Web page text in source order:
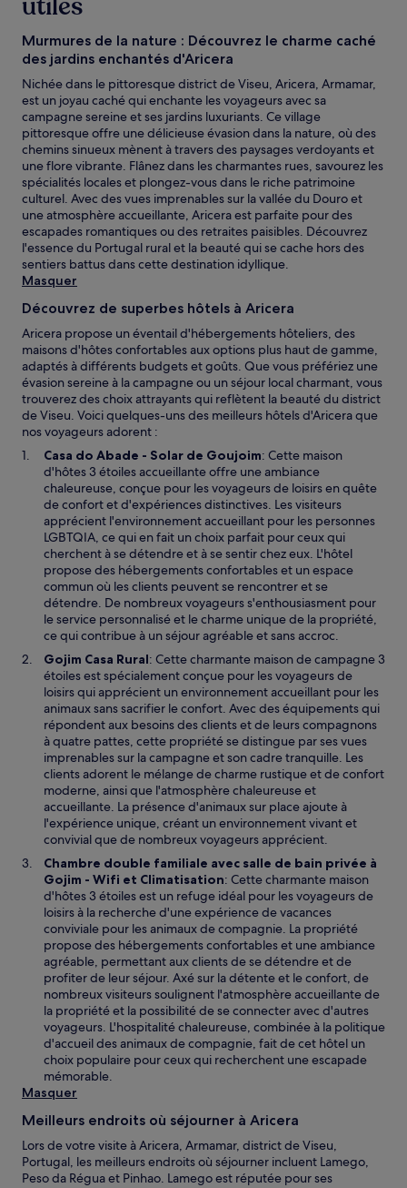
Murmures de la nature : Découvrez le charme caché
des jardins enchantés d'Aricera
Nichée dans le pittoresque district de Viseu, Aricera, Armamar,
est un joyau caché qui enchante les voyageurs avec sa
campagne sereine et ses jardins luxuriants. Ce village
pittoresque offre une délicieuse évasion dans la nature, où des
chemins sinueux mènent à travers des paysages verdoyants et
une flore vibrante. Flânez dans les charmantes rues, savourez les
spécialités locales et plongez-vous dans le riche patrimoine
culturel. Avec des vues imprenables sur la vallée du Douro et
une atmosphère accueillante, Aricera est parfaite pour des
escapades romantiques ou des retraites paisibles. Découvrez
l'essence du Portugal rural et la beauté qui se cache hors des
sentiers battus dans cette destination idyllique.
Masquer
Découvrez de superbes hôtels à Aricera
Aricera propose un éventail d'hébergements hôteliers, des
maisons d'hôtes confortables aux options plus haut de gamme,
adaptés à différents budgets et goûts. Que vous préfériez une
évasion sereine à la campagne ou un séjour local charmant, vous
trouverez des choix attrayants qui reflètent la beauté du district
de Viseu. Voici quelques-uns des meilleurs hôtels d'Aricera que
nos voyageurs adorent :
Casa do Abade - Solar de GoujoimS
’
o
u
v
r
e
d
a
n
s
u
e
n
o
u
v
e
l
l
e
f
e
n
ê
t
r
e
: Cette maison
d'hôtes 3 étoiles accueillante offre une ambiance
chaleureuse, conçue pour les voyageurs de loisirs en quête
de confort et d'expériences distinctives. Les visiteurs
apprécient l'environnement accueillant pour les personnes
LGBTQIA, ce qui en fait un choix parfait pour ceux qui
cherchent à se détendre et à se sentir chez eux. L'hôtel
propose des hébergements confortables et un espace
commun où les clients peuvent se rencontrer et se
détendre. De nombreux voyageurs s'enthousiasment pour
le service personnalisé et le charme unique de la propriété,
ce qui contribue à un séjour agréable et sans accroc.
Gojim Casa RuralS
’
o
u
v
r
e
d
a
n
s
u
e
n
o
u
v
e
l
l
e
f
e
n
ê
e
: Cette charmante maison de campagne 3
étoiles est spécialement conçue pour les voyageurs de
loisirs qui apprécient un environnement accueillant pour les
animaux sans sacrifier le confort. Avec des équipements qui
répondent aux besoins des clients et de leurs compagnons
à quatre pattes, cette propriété se distingue par ses vues
imprenables sur la campagne et son cadre tranquille. Les
clients adorent le mélange de charme rustique et de confort
moderne, ainsi que l'atmosphère chaleureuse et
accueillante. La présence d'animaux sur place ajoute à
l'expérience unique, créant un environnement vivant et
convivial que de nombreux voyageurs apprécient.
Chambre double familiale avec salle de bain privée à
Gojim - Wifi et ClimatisationS
’
o
u
v
r
e
d
a
n
s
u
o
u
v
e
: Cette charmante maison
d'hôtes 3 étoiles est un refuge idéal pour les voyageurs de
loisirs à la recherche d'une expérience de vacances
conviviale pour les animaux de compagnie. La propriété
propose des hébergements confortables et une ambiance
agréable, permettant aux clients de se détendre et de
profiter de leur séjour. Axé sur la détente et le confort, de
nombreux visiteurs soulignent l'atmosphère accueillante de
la propriété et la possibilité de se connecter avec d'autres
voyageurs. L'hospitalité chaleureuse, combinée à la politique
d'accueil des animaux de compagnie, fait de cet hôtel un
choix populaire pour ceux qui recherchent une escapade
mémorable.
Masquer
Meilleurs endroits où séjourner à Aricera
Lors de votre visite à Aricera, Armamar, district de Viseu,
Portugal, les meilleurs endroits où séjourner incluent Lamego,
Peso da Régua et Pinhao. Lamego est réputée pour ses